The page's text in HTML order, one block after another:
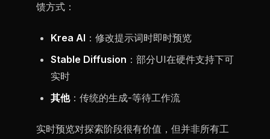
馈方式：
Krea AI ：修改提示词时即时预览
Stable Diffusion ：部分UI在硬件支持下可
实时
其他：传统的生成-等待工作流
实时预览对探索阶段很有价值，但并非所有工